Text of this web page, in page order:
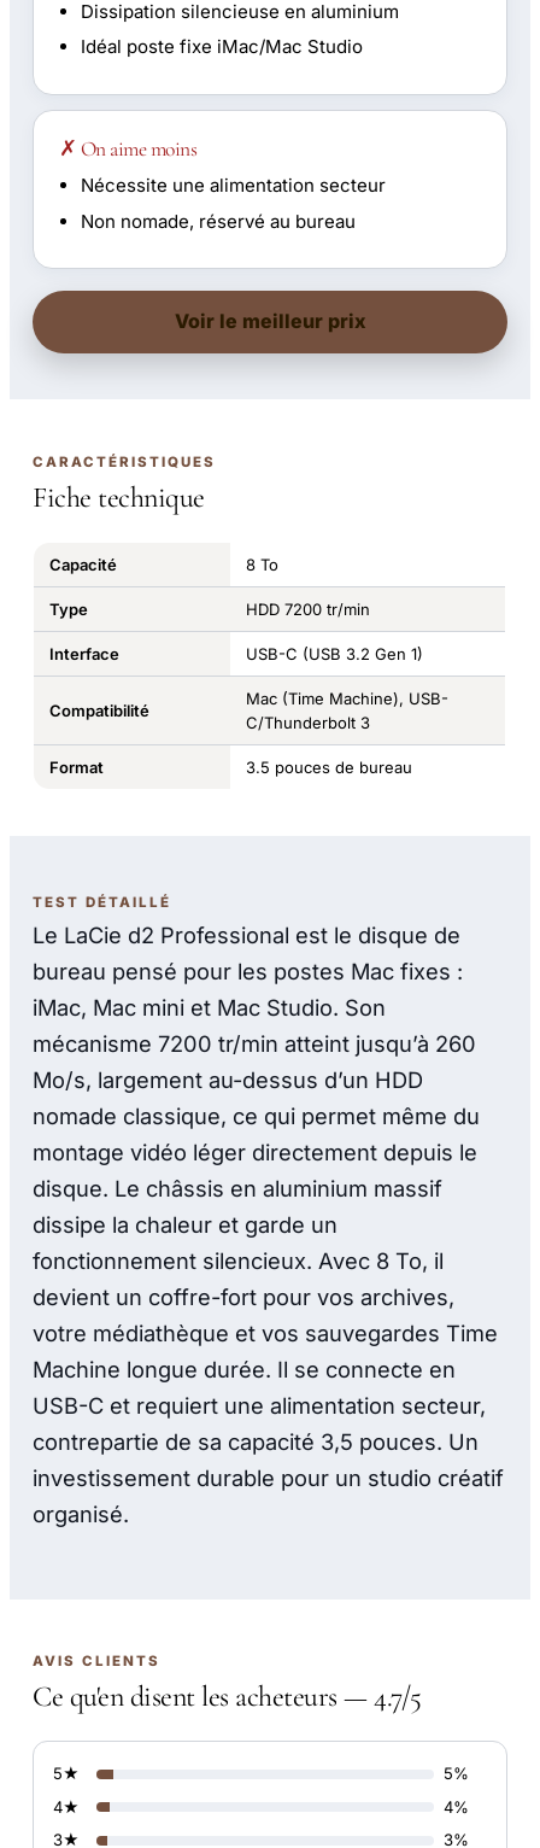
Dissipation silencieuse en aluminium
Idéal poste fixe iMac/Mac Studio
✗ On aime moins
Nécessite une alimentation secteur
Non nomade, réservé au bureau
Voir le meilleur prix
CARACTÉRISTIQUES
Fiche technique
Capacité 8 To
Type HDD 7200 tr/min
Interface USB-C (USB 3.2 Gen 1)
Compatibilité
Mac (Time Machine), USB-
C/Thunderbolt 3
Format 3.5 pouces de bureau
TEST DÉTAILLÉ
Le LaCie d2 Professional est le disque de
bureau pensé pour les postes Mac fixes :
iMac, Mac mini et Mac Studio. Son
mécanisme 7200 tr/min atteint jusqu’à 260
Mo/s, largement au-dessus d’un HDD
nomade classique, ce qui permet même du
montage vidéo léger directement depuis le
disque. Le châssis en aluminium massif
dissipe la chaleur et garde un
fonctionnement silencieux. Avec 8 To, il
devient un coffre-fort pour vos archives,
votre médiathèque et vos sauvegardes Time
Machine longue durée. Il se connecte en
USB-C et requiert une alimentation secteur,
contrepartie de sa capacité 3,5 pouces. Un
investissement durable pour un studio créatif
organisé.
AVIS CLIENTS
Ce qu'en disent les acheteurs — 4.7/5
5★
5%
4★
4%
3★
3%